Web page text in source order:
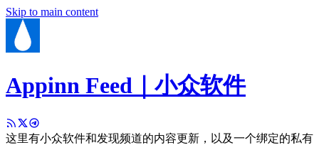
Skip to main content
Appinn Feed｜小众软件
这里有小众软件和发现频道的内容更新，以及一个绑定的私有